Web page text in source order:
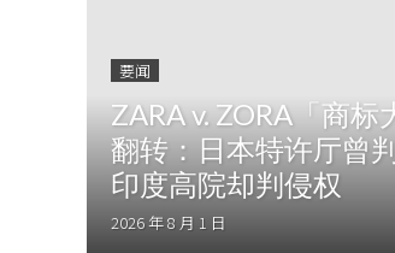
│
侵
權
分
要闻
ZARA v. ZORA「商
翻转：日本特许厅曾
印度高院却判侵权
2026 年 8 月 1 日